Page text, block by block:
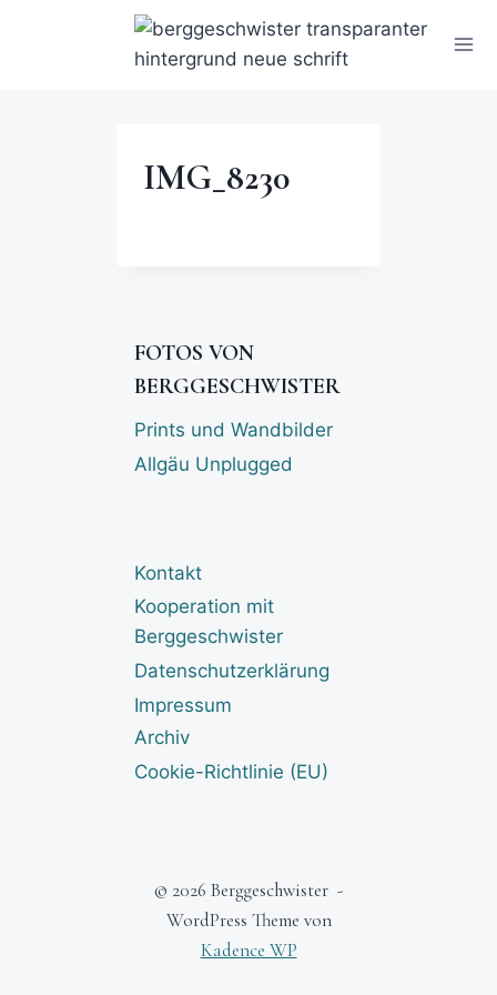
IMG_8230
FOTOS VON
BERGGESCHWISTER
Prints und Wandbilder
Allgäu Unplugged
Kontakt
Kooperation mit
Berggeschwister
Datenschutzerklärung
Impressum
Archiv
Cookie-Richtlinie (EU)
© 2026 Berggeschwister -
WordPress Theme von
Kadence WP